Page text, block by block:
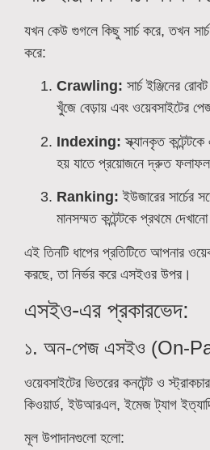
যখন কেউ গুগলে কিছু সার্চ করে, তখন সার্চ
করে:
Crawling: সার্চ ইঞ্জিনের
খুঁজে বেড়ায় এবং ওয়েবসাইটের
Indexing: স্ক্যানকৃত
হয় যাতে প্রয়োজনে দ্রুত ফলাফল
Ranking: ইউজারের সার্চের
মানসম্মত কন্টেন্টকে প্রথমে
এই তিনটি ধাপের প্রতিটিতে আপনার
করছে, তা নির্ভর করে এসইওর উপর।
এসইও-এর প্রকারভেদ:
১. অন-পেজ এসইও (On-
ওয়েবসাইটের ভিতরের কনটেন্ট ও
কিওয়ার্ড, ইউআরএল, ইমেজ ট্যাগ
মূল উপাদানগুলো হলো: